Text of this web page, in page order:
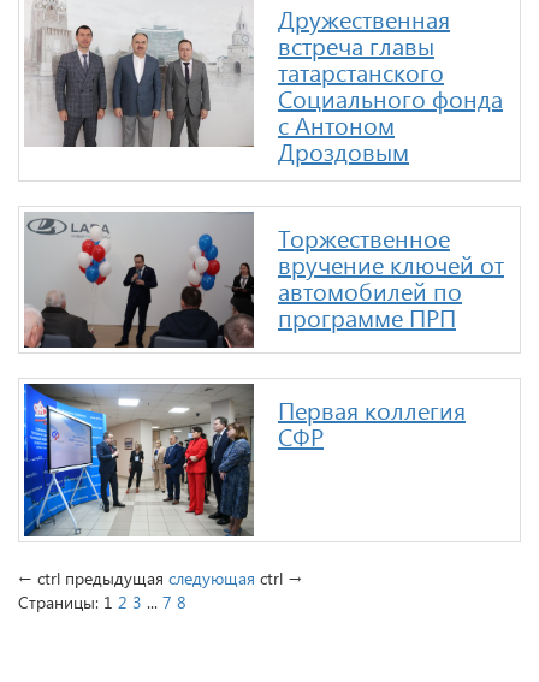
Дружественная
встреча главы
татарстанского
Социального фонда
с Антоном
Дроздовым
Торжественное
вручение ключей от
автомобилей по
программе ПРП
Первая коллегия
СФР
← ctrl предыдущая следующая ctrl →
Страницы: 1 2 3 ... 7 8